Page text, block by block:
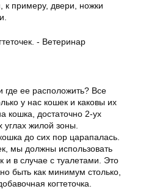
к примеру, двери, ножки
где ее расположить? Все
у нас кошек и каковы их
кошка, достаточно 2-ух
углах жилой зоны.
до сих пор царапалась.
мы должны использовать
и в случае с туалетами. Это
быть как минимум столько,
когтеточка.